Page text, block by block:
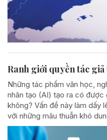
Ranh giới quyền tác
Những tác phẩm văn học,
nhân tạo (AI) tạo ra có được
không? Vấn đề này làm dấy
với những mâu thuẫn khó